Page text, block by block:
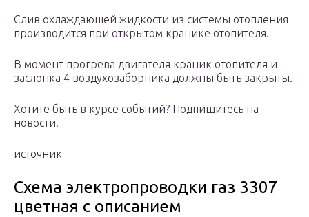
Слив охлаждающей жидкости из системы отопления
производится при открытом кранике отопителя.
В момент прогрева двигателя краник отопителя и
заслонка 4 воздухозаборника должны быть закрыты.
Хотите быть в курсе событий? Подпишитесь на
новости!
источник
Схема электропроводки газ 3307
цветная с описанием